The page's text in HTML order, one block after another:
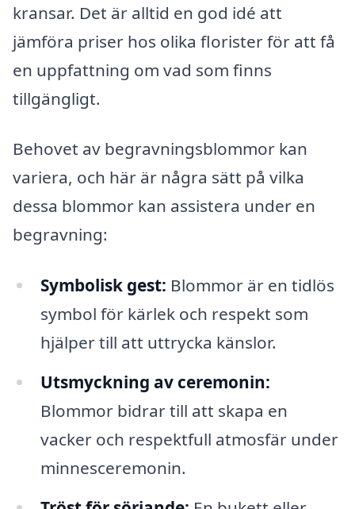
kransar. Det är alltid en god idé att
jämföra priser hos olika florister för att få
en uppfattning om vad som finns
tillgängligt.
Behovet av begravningsblommor kan
variera, och här är några sätt på vilka
dessa blommor kan assistera under en
begravning:
Symbolisk gest: Blommor är en tidlös
symbol för kärlek och respekt som
hjälper till att uttrycka känslor.
Utsmyckning av ceremonin:
Blommor bidrar till att skapa en
vacker och respektfull atmosfär under
minnesceremonin.